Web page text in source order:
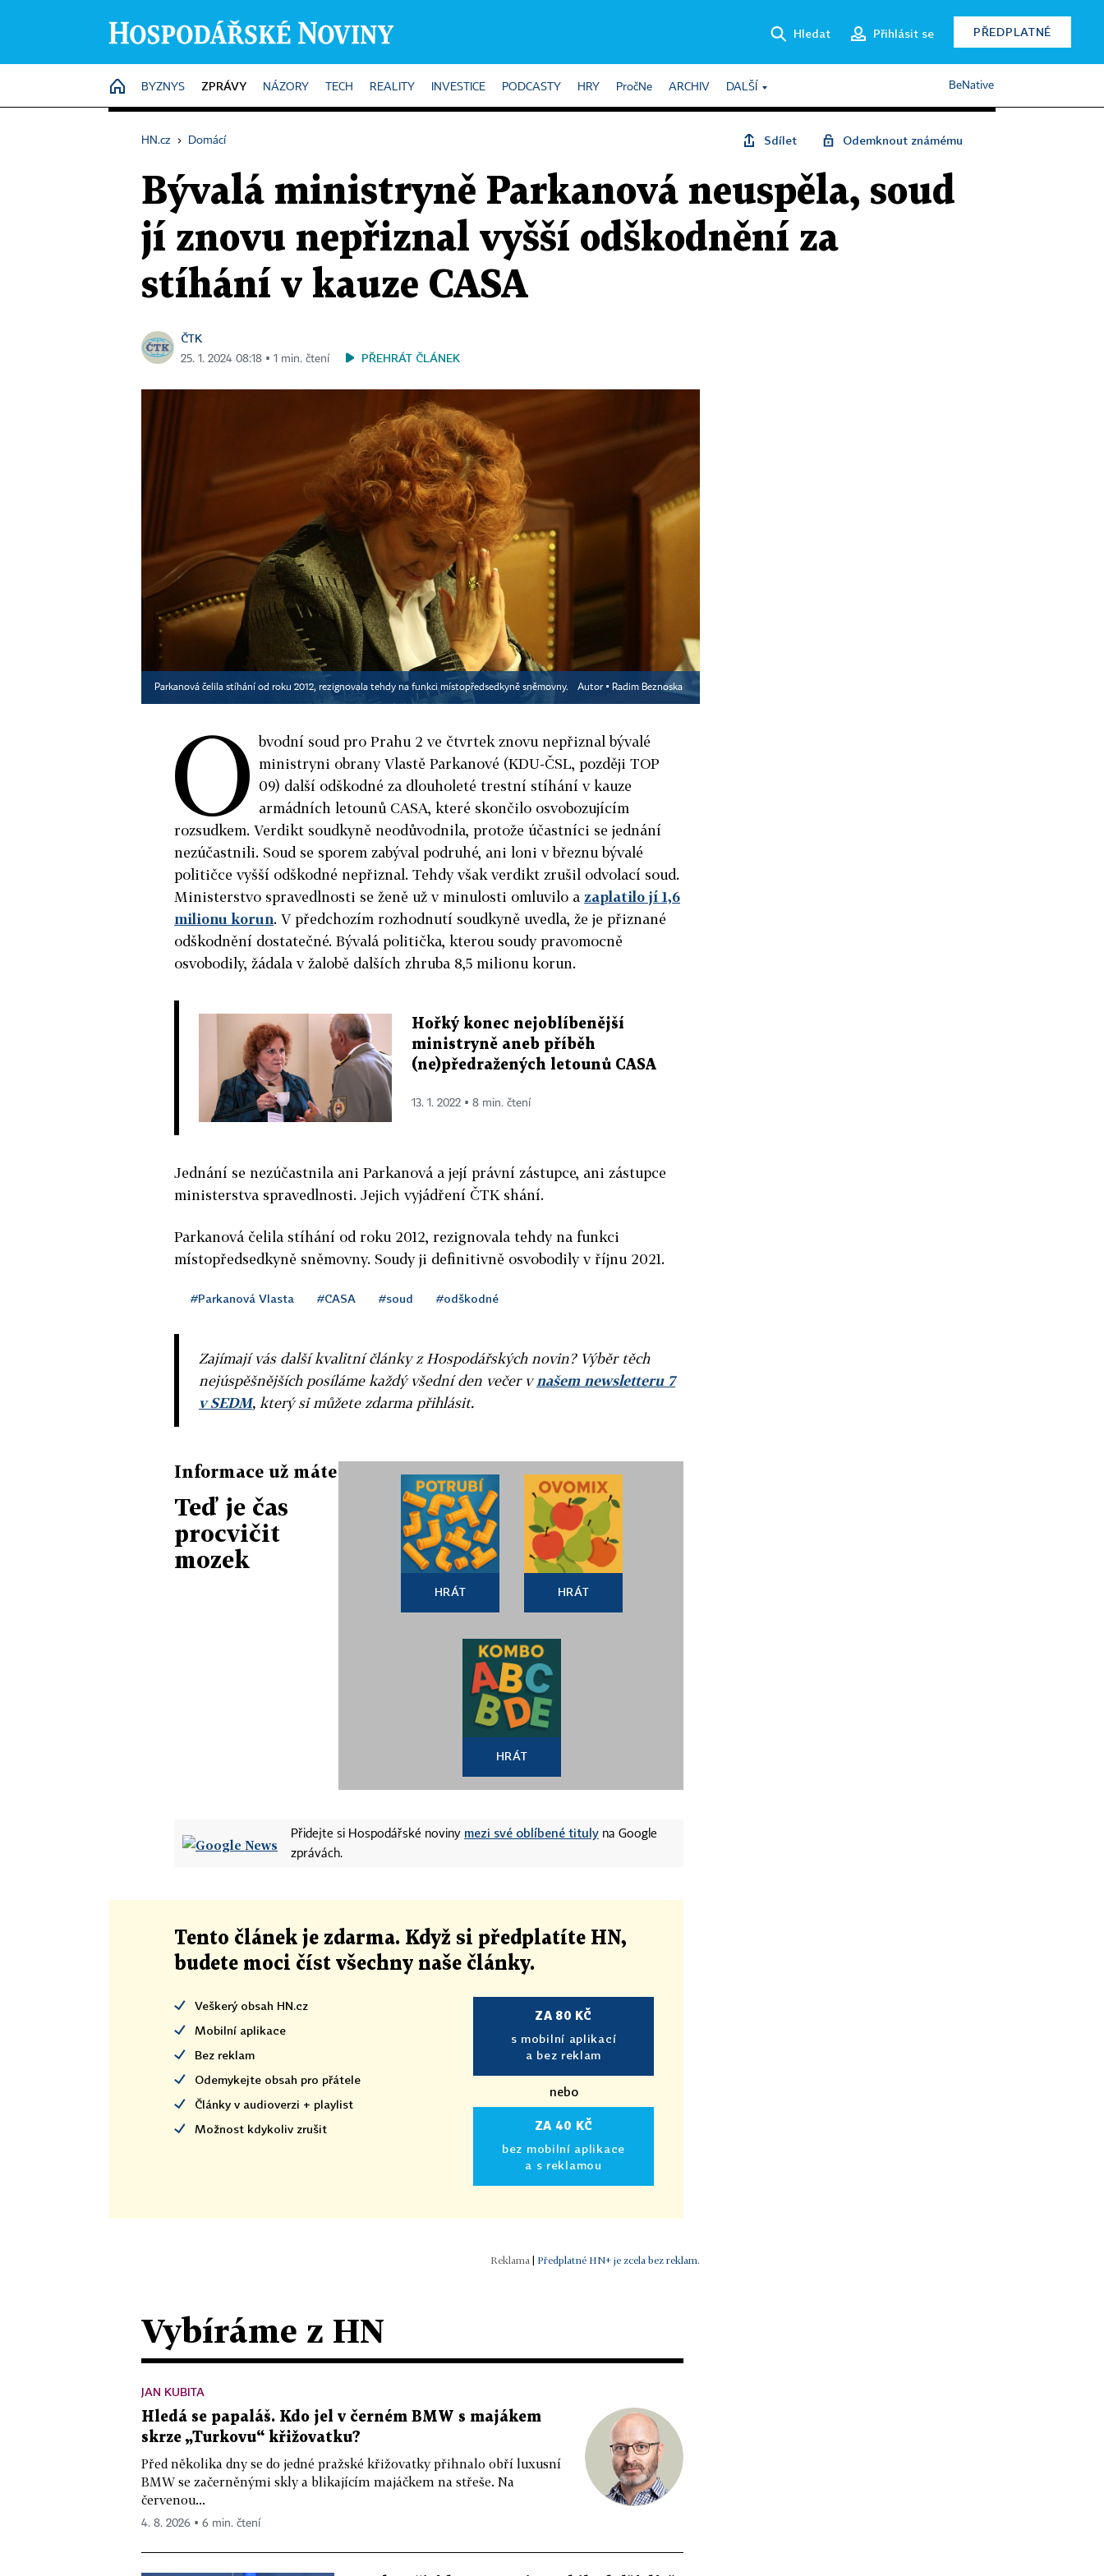
Hledat Přihlásit se PŘEDPLATNÉ
HOME
BYZNYS ZPRÁVY NÁZORY TECH REALITY INVESTICE PODCASTY HRY PročNe ARCHIV DALŠÍ BeNative
HN.cz › Domácí Sdílet Odemknout známému
Bývalá ministryně Parkanová neuspěla, soud
jí znovu nepřiznal vyšší odškodnění za
stíhání v kauze CASA
ČTK
25. 1. 2024 08:18 ▪ 1 min. čtení PŘEHRÁT ČLÁNEK
Parkanová čelila stíhání od roku 2012, rezignovala tehdy na funkci místopředsedkyně sněmovny. Autor ▪ Radim Beznoska
O bvodní soud pro Prahu 2 ve čtvrtek znovu nepřiznal bývalé
ministryni obrany Vlastě Parkanové (KDU-ČSL, později TOP
09) další odškodné za dlouholeté trestní stíhání v kauze
armádních letounů CASA, které skončilo osvobozujícím
rozsudkem. Verdikt soudkyně neodůvodnila, protože účastníci se jednání
nezúčastnili. Soud se sporem zabýval podruhé, ani loni v březnu bývalé
političce vyšší odškodné nepřiznal. Tehdy však verdikt zrušil odvolací soud.
Ministerstvo spravedlnosti se ženě už v minulosti omluvilo a zaplatilo jí 1,6
milionu korun. V předchozím rozhodnutí soudkyně uvedla, že je přiznané
odškodnění dostatečné. Bývalá politička, kterou soudy pravomocně
osvobodily, žádala v žalobě dalších zhruba 8,5 milionu korun.
Hořký konec nejoblíbenější
ministryně aneb příběh
(ne)předražených letounů CASA
13. 1. 2022 ▪ 8 min. čtení
Jednání se nezúčastnila ani Parkanová a její právní zástupce, ani zástupce
ministerstva spravedlnosti. Jejich vyjádření ČTK shání.
Parkanová čelila stíhání od roku 2012, rezignovala tehdy na funkci
místopředsedkyně sněmovny. Soudy ji definitivně osvobodily v říjnu 2021.
#Parkanová Vlasta #CASA #soud #odškodné
Zajímají vás další kvalitní články z Hospodářských novin? Výběr těch
nejúspěšnějších posíláme každý všední den večer vnašem newsletteru 7
v SEDM, který si můžete zdarma přihlásit.
Informace už máte
Teď je čas
procvičit
mozek
HRÁT HRÁT
HRÁT
Přidejte si Hospodářské noviny mezi své oblíbené tituly na Google
zprávách.
Tento článek je zdarma. Když si předplatíte HN,
budete moci číst všechny naše články.
Veškerý obsah HN.cz
Mobilní aplikace
Bez reklam
Odemykejte obsah pro přátele
Články v audioverzi + playlist
Možnost kdykoliv zrušit
ZA 80 KČ
s mobilní aplikací
a bez reklam
nebo
ZA 40 KČ
bez mobilní aplikace
a s reklamou
Předplatné HN+ je zcela bez reklam.
Vybíráme z HN
JAN KUBITA
Hledá se papaláš. Kdo jel v černém BMW s majákem
skrze „Turkovu“ křižovatku?
Před několika dny se do jedné pražské křižovatky přihnalo obří luxusní
BMW se začerněnými skly a blikajícím majáčkem na střeše. Na
červenou...
4. 8. 2026 ▪ 6 min. čtení